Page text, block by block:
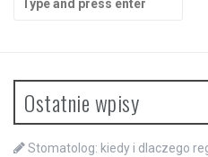
for:
Ostatnie wpisy
Stomatolog: kiedy i dlaczego